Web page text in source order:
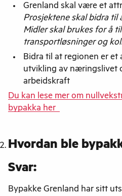
Grenland skal være et
Prosjektene skal bidra til
Midler skal brukes for å
transportløsninger og
Bidra til at regionen er
utvikling av næringslivet
arbeidskraft
Du kan lese mer om
bypakka her
Hvordan ble
Svar:
Bypakke Grenland har sitt